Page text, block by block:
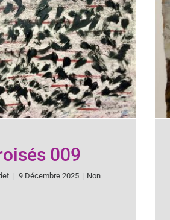
009
| 9 Décembre 2025 | Non